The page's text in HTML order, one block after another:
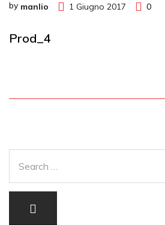
by manlio 1 Giugno 2017 0
Prod_4